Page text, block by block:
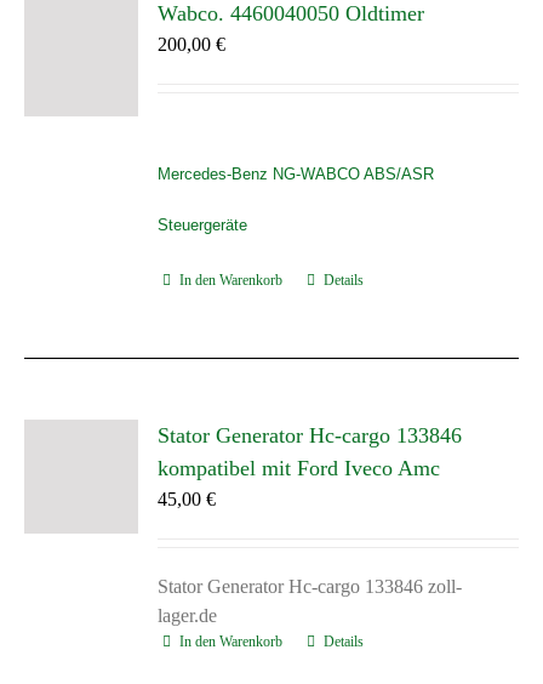
Wabco. 4460040050 Oldtimer
200,00€
Mercedes-Benz NG-WABCO ABS/ASR
Steuergeräte
In den Warenkorb Details
Stator Generator Hc-cargo 133846
kompatibel mit Ford Iveco Amc
45,00€
Stator Generator Hc-cargo 133846 zoll-
lager.de
In den Warenkorb Details